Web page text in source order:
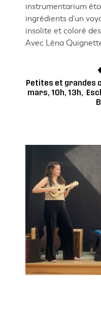
instrumentarium
ingrédients d’un
insolite et coloré
Avec Léna
Petites et grandes
mars, 10h, 13h,